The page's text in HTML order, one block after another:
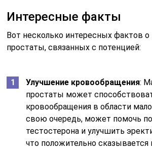
Интересные факты
Вот несколько интересных фактов
простаты, связанных с потенцией:
Улучшение кровообращения:
простаты может
кровообращения в области
свою очередь, может помочь
тестостерона и улучшить
что положительно сказывается